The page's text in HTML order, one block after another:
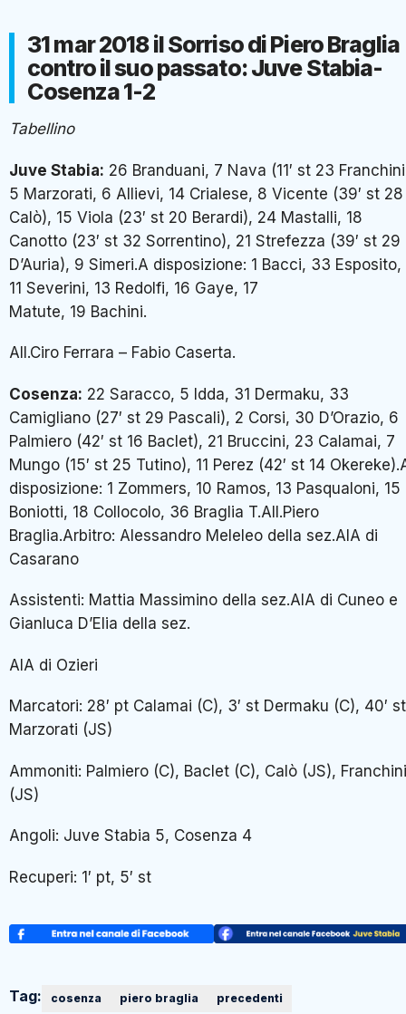
31 mar 2018 il Sorriso di Piero Braglia
contro il suo passato: Juve Stabia-
Cosenza 1-2
Tabellino
Juve Stabia: 26 Branduani, 7 Nava (11′ st 23
5 Marzorati, 6 Allievi, 14 Crialese, 8 Vicente (39′ st 28
Calò), 15 Viola (23′ st 20 Berardi), 24 Mastalli, 18
Canotto (23′ st 32 Sorrentino), 21 Strefezza (39′ st 29
D’Auria), 9 Simeri.A disposizione: 1 Bacci, 33 Esposito,
11 Severini, 13 Redolfi, 16 Gaye, 17
Matute, 19 Bachini.
All.Ciro Ferrara – Fabio Caserta.
Cosenza: 22 Saracco, 5 Idda, 31 Dermaku, 33
Camigliano (27′ st 29 Pascali), 2 Corsi, 30 D’Orazio, 6
Palmiero (42′ st 16 Baclet), 21 Bruccini, 23 Calamai, 7
Mungo (15′ st 25 Tutino), 11 Perez (42′ st 14
disposizione: 1 Zommers, 10 Ramos, 13 Pasqualoni, 15
Boniotti, 18 Collocolo, 36 Braglia T.All.Piero
Braglia.Arbitro: Alessandro Meleleo della sez.AIA di
Casarano
Assistenti: Mattia Massimino della sez.AIA di Cuneo e
Gianluca D’Elia della sez.
AIA di Ozieri
Marcatori: 28′ pt Calamai (C), 3′ st Dermaku (C), 40′ st
Marzorati (JS)
Ammoniti: Palmiero (C), Baclet (C), Calò (JS), Franchini
(JS)
Angoli: Juve Stabia 5, Cosenza 4
Recuperi: 1′ pt, 5′ st
Tag: cosenza piero braglia precedenti